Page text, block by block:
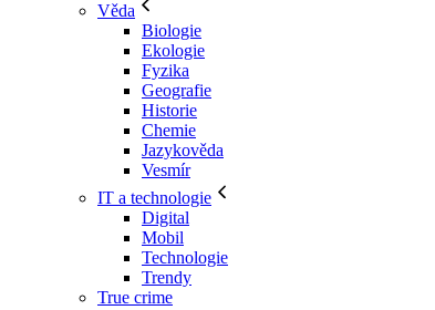
Věda
Biologie
Ekologie
Fyzika
Geografie
Historie
Chemie
Jazykověda
Vesmír
IT a technologie
Digital
Mobil
Technologie
Trendy
True crime